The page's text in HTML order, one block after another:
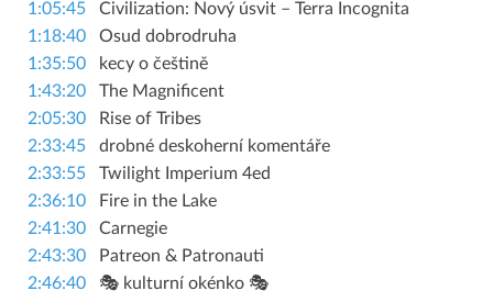
1:05:45 Civilization: Nový úsvit – Terra Incognita
1:18:40 Osud dobrodruha
1:35:50 kecy o češtině
1:43:20 The Magnificent
2:05:30 Rise of Tribes
2:33:45 drobné deskoherní komentáře
2:33:55 Twilight Imperium 4ed
2:36:10 Fire in the Lake
2:41:30 Carnegie
2:43:30 Patreon & Patronauti
2:46:40 🎭 kulturní okénko 🎭